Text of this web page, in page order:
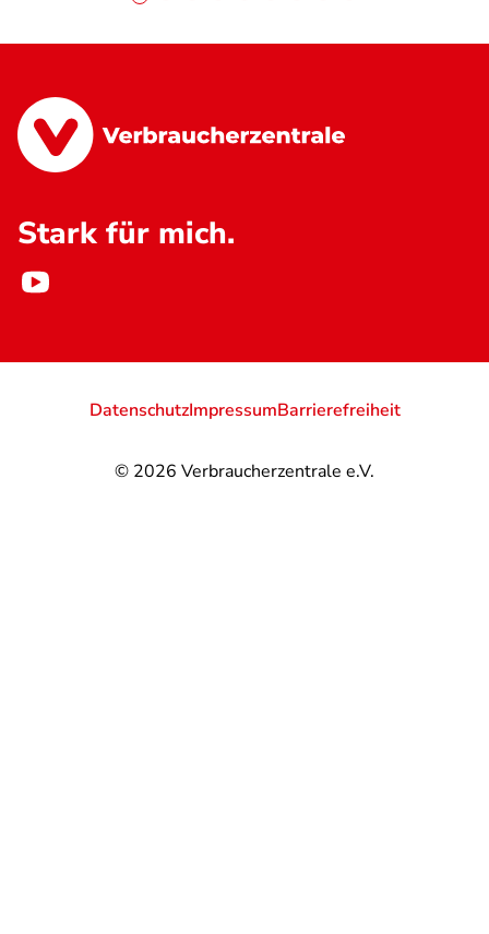
Stark für mich.
© 2026 Verbraucherzentrale e.V.
DatenschutzImpressumBarrierefreiheit